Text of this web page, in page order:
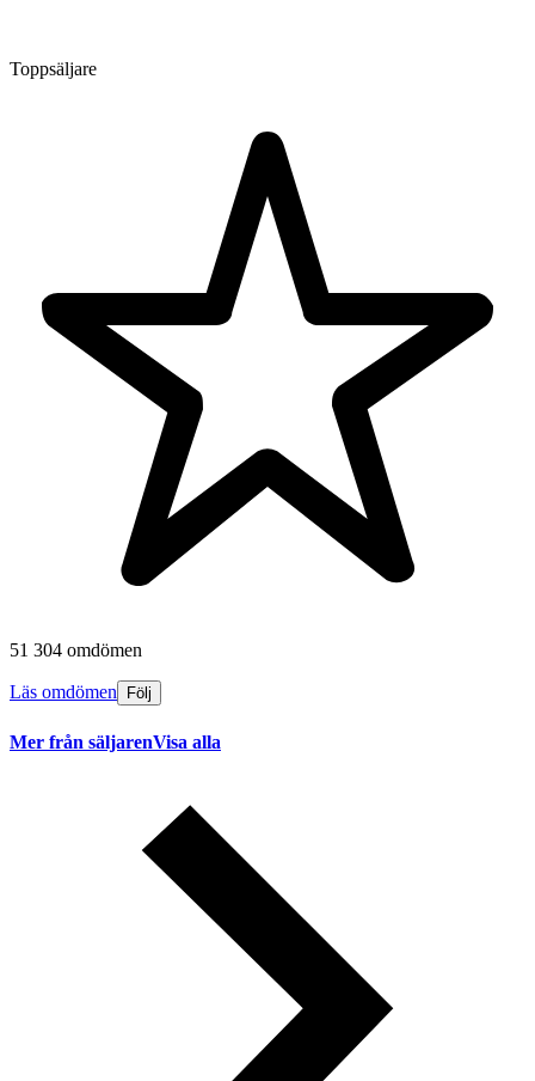
Toppsäljare
51 304 omdömen
Läs omdömen Följ
Mer från säljarenVisa alla